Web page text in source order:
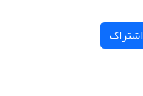
اشتراک